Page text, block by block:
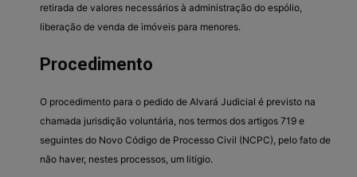
retirada de valores necessários à administração do espólio,
liberação de venda de imóveis para menores.
Procedimento
O procedimento para o pedido de Alvará Judicial é previsto na
chamada jurisdição voluntária, nos termos dos artigos 719 e
seguintes do Novo Código de Processo Civil (NCPC), pelo fato de
não haver, nestes processos, um litígio.